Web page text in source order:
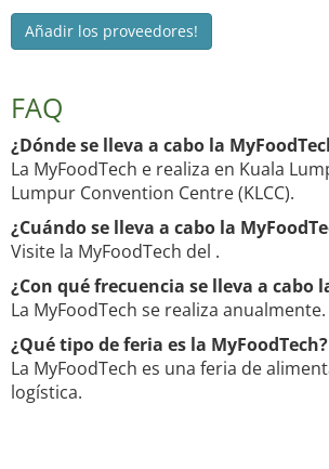
Añadir los proveedores!
FAQ
¿Dónde se lleva a cabo la
La MyFoodTech e realiza en Kuala
Lumpur Convention Centre (KLCC).
¿Cuándo se lleva a cabo la
Visite la MyFoodTech del .
¿Con qué frecuencia se lleva a cabo
La MyFoodTech se realiza anualmente.
¿Qué tipo de feria es la MyFoodTech?
La MyFoodTech es una feria de
logística.